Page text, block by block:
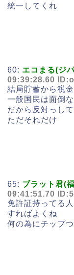
統一してくれ
60: エコまる(ジ
09:39:28.60
結局貯蓄から税
一般国民は面倒な
だから反対っし
ただそれだけ
65: ブラット君(
09:41:51.70
免許証持ってる
すればよくね
何の為にチップ